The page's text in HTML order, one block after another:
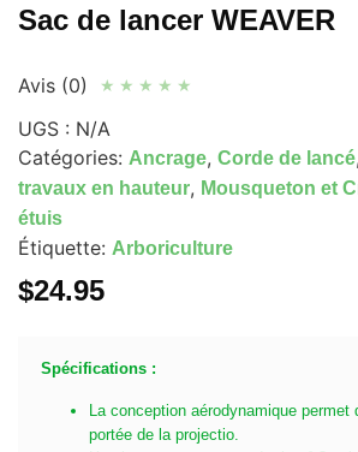
Sac de lancer WEAVER
Avis (0) ★ ★ ★ ★ ★
UGS : N/A
Catégories: Ancrage, Corde de lancé,
travaux en hauteur, Mousqueton et
étuis
Étiquette: Arboriculture
$24.95
Spécifications :
La conception aérodynamique permet
portée de la projectio.